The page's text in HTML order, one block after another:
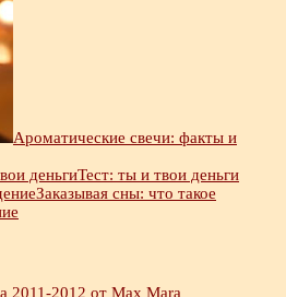
Ароматические свечи: факты и
Тест: ты и твои деньги
Заказывая сны: что такое
2011-2012 от Max Mara